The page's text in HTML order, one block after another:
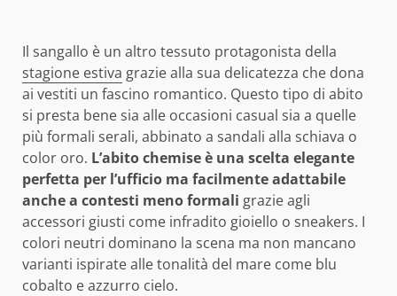
Il sangallo è un altro tessuto protagonista della
stagione estiva grazie alla sua delicatezza che dona
ai vestiti un fascino romantico. Questo tipo di abito
si presta bene sia alle occasioni casual sia a quelle
più formali serali, abbinato a sandali alla schiava o
color oro. L’abito chemise è una scelta elegante
perfetta per l’ufficio ma facilmente adattabile
anche a contesti meno formali grazie agli
accessori giusti come infradito gioiello o sneakers. I
colori neutri dominano la scena ma non mancano
varianti ispirate alle tonalità del mare come blu
cobalto e azzurro cielo.